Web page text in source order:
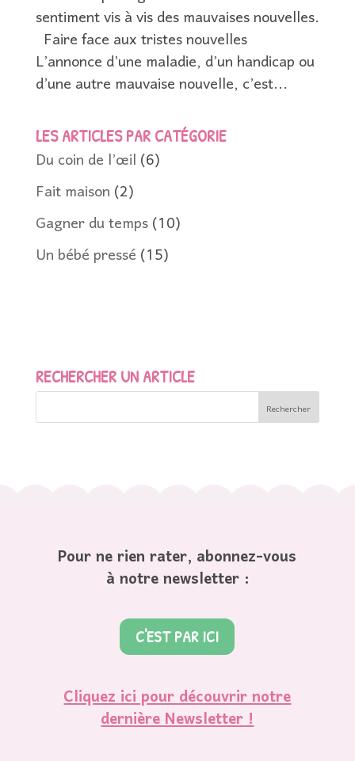
sentiment vis à vis des mauvaises nouvelles.
Faire face aux tristes nouvelles
L’annonce d’une maladie, d’un handicap ou
d’une autre mauvaise nouvelle, c’est...
LES ARTICLES PAR CATÉGORIE
Du coin de l’œil(6)
Fait maison(2)
Gagner du temps(10)
Un bébé pressé(15)
RECHERCHER UN ARTICLE
Pour ne rien rater, abonnez-vous
à notre newsletter :
C'EST PAR ICI
Cliquez ici pour découvrir notre
dernière Newsletter !